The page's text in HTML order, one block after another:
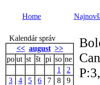
Home
Kalendár správ
<< august >>
po ut st št pi so ne
1
2
3
4 5 6 7 8
9